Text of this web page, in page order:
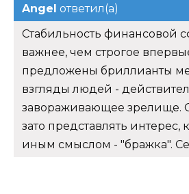
Angel ответил(а)
Стабильность финансовой
важнее, чем строгое
предложены бриллианты
взгляды людей -
завораживающее зрелище.
зато представлять
иным смыслом - "бражка".